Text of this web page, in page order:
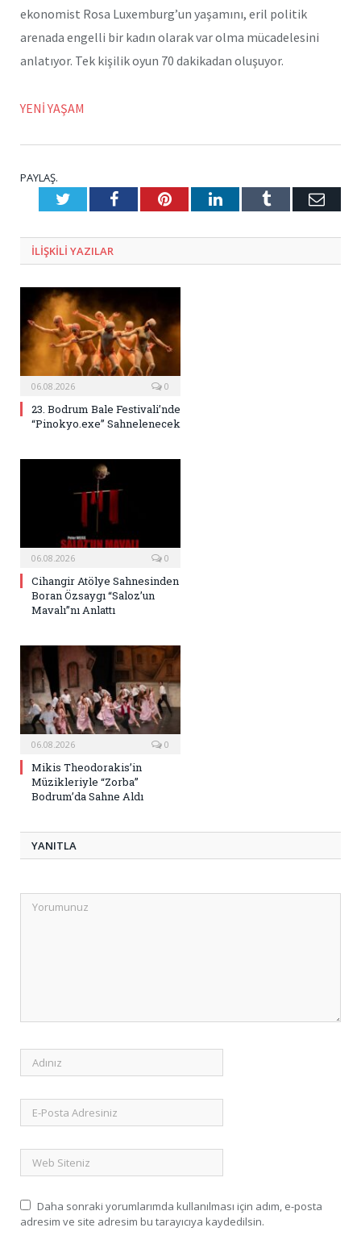
ekonomist Rosa Luxemburg’un yaşamını, eril politik
arenada engelli bir kadın olarak var olma mücadelesini
anlatıyor. Tek kişilik oyun 70 dakikadan oluşuyor.
YENİ YAŞAM
PAYLAŞ.
TwitterFacebookPinterestLinkedInTumblr E-
ILIŞKILI YAZILAR
06.08.2026 0
23. Bodrum Bale Festivali’nde
“Pinokyo.exe” Sahnelenecek
06.08.2026 0
Cihangir Atölye Sahnesinden
Boran Özsaygı “Saloz’un
Mavalı”nı Anlattı
06.08.2026 0
Mikis Theodorakis’in
Müzikleriyle “Zorba”
Bodrum’da Sahne Aldı
YANITLA
Daha sonraki yorumlarımda kullanılması için adım, e-posta
adresim ve site adresim bu tarayıcıya kaydedilsin.